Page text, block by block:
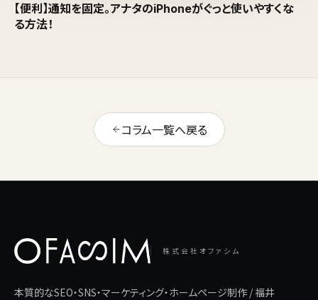
【便利】通知を固定。アナタのiPhoneがぐっと使いやすくな
る方法！
コラム一覧へ戻る
株式会社オファシム
本質的なSEO・SNS・マーケティング・ホームページ制作 / 福井